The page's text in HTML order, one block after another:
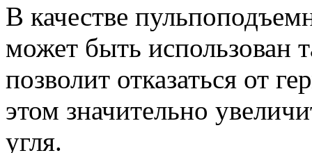
В качестве
может быть использован
позволит отказаться от
этом значительно
угля.